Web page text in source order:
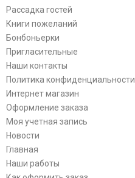
Рассадка гостей
Книги пожеланий
Бонбоньерки
Пригласительные
Наши контакты
Политика конфиденциальности
Интернет магазин
Оформление заказа
Моя учетная запись
Новости
Главная
Наши работы